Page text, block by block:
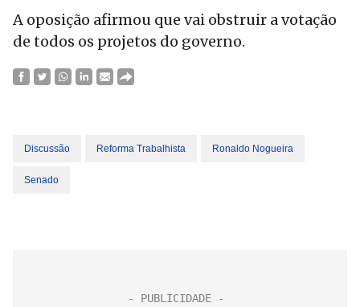
A oposição afirmou que vai obstruir a votação
de todos os projetos do governo.
Discussão Reforma Trabalhista Ronaldo Nogueira
Senado